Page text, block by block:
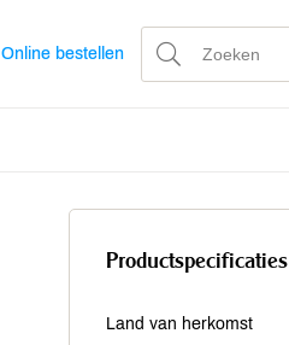
Online bestellen
Productspecificaties
Land van herkomst